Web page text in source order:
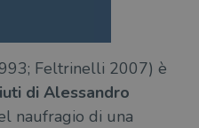
Feltrinelli 2007) è
di Alessandro
naufragio di una